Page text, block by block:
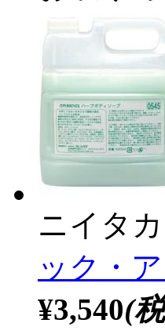
ニイタカ
ック・
¥3,540(